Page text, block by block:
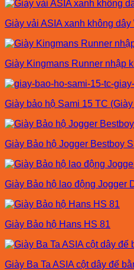
Giày vải ASIA xanh không
Giày Kingmans Runner nhập
Giày bảo hộ Sami 15 TC
Giày Bảo hộ Jogger Bestboy
Giày Bảo hộ lao động Jogger
Giày Bảo hộ Hans HS 81
Giày Ba Ta ASIA cột dây đế